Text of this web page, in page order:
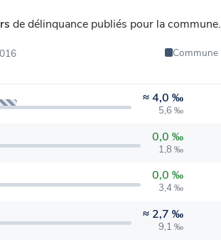
de délinquance publiés pour la commune.
Commune
≈4,0 ‰
5,6 ‰
0,0 ‰
1,8 ‰
0,0 ‰
3,4 ‰
≈ 2,7 ‰
9,1 ‰